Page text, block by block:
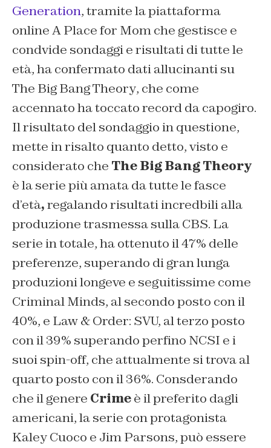
Generation, tramite la piattaforma
onlineA Place for Momche gestisce e
condvide sondaggi e risultati di tutte le
età, ha confermato dati allucinanti su
The Big Bang Theory, che come
accennato ha toccato record da capogiro.
Il risultato del sondaggio in questione,
mette in risalto quanto detto, visto e
considerato che The Big Bang Theory
è la serie più amata da tutte le fasce
d’età,regalando risultati incredbili alla
produzione trasmessa sullaCBS. La
serie in totale, ha ottenuto il47% delle
preferenze, superando di gran lunga
produzioni longeve e seguitissime come
Criminal Minds, al secondo posto con il
40%, e Law & Order: SVU, al terzo posto
con il 39% superando perfino NCSI e i
suoi spin-off, che attualmente si trova al
quarto posto con il 36%. Consderando
che il genere Crimeè il preferito dagli
americani, la serie con protagonista
Kaley Cuoco e Jim Parsons, può essere